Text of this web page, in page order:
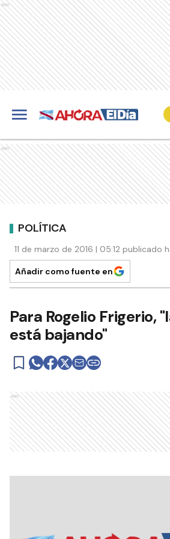
Ads
Ads
POLÍTICA
11 de marzo de 2016 | 05:12 publicado
Añadir como fuente en
Para Rogelio Frigerio,
está bajando"
Ads